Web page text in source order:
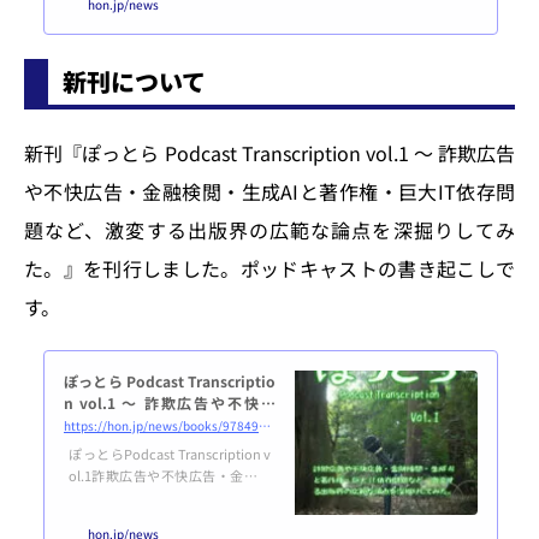
を促すメッセージを表示するよう
にいたしました。訪問いただいた
性があるため、導入の理由につい
てご説明いたします。Reader Rev
venue Managerは、Googleが
ニュースメディア向けに提供して
いる支援プラットフォームです。
HON.jp News Blog...
hon.jp/news
新刊について
新刊『ぽっとら Podcast Transcription vol.1 ～ 詐欺広告
や不快広告・金融検閲・生成AIと著作権・巨大IT依存問
題など、激変する出版界の広範な論点を深掘りしてみ
た。』を刊行しました。ポッドキャストの書き起こしで
す。
ぽっとら Podcast Transcriptio
n vol.1 ～ 詐欺広告や不快広
告・金融検閲・生成AIと著作
権・巨大IT依存問題など、激変
する出版界の広範な論点を深掘
りしてみた。
https://hon.jp/news/books/9784910832203-9784910832197
ぽっとらPodcast Transcription v
ol.1詐欺広告や不快広告・金融検
hon.jp/news